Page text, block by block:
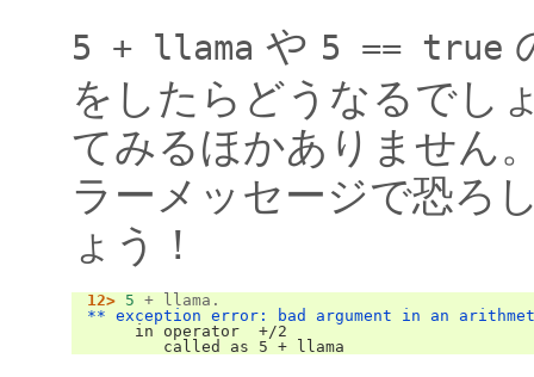
5 + llama や 5 == true
をしたらどうなるでし
てみるほかありません
ラーメッセージで恐ろ
ょう！
12> 5 + llama .
** exception error: bad argument in an
     in operator  +/2
        called as 5 + llama